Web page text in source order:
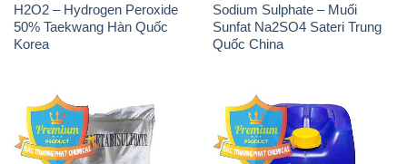
H2O2 – Hydrogen Peroxide
50% Taekwang Hàn Quốc
Korea
Sodium Sulphate – Muối
Sunfat Na2SO4 Sateri Trung
Quốc China